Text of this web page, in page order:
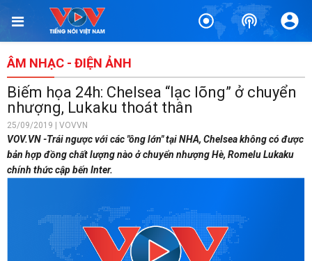
ÂM NHẠC - ĐIỆN ẢNH
Biếm họa 24h: Chelsea “lạc lõng” ở chuyển
nhượng, Lukaku thoát thân
25/09/2019 | VOVVN
VOV.VN -Trái ngược với các "ông lớn" tại NHA, Chelsea không có được
bản hợp đồng chất lượng nào ở chuyển nhượng Hè, Romelu Lukaku
chính thức cập bến Inter.